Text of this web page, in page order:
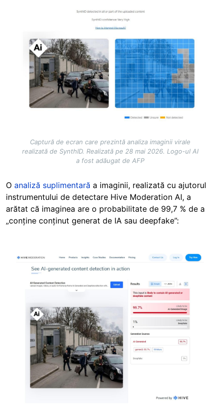
Captură de ecran care prezintă analiza imaginii virale
realizată de SynthID. Realizată pe 28 mai 2026. Logo-ul AI
a fost adăugat de AFP
O analiză suplimentară a imaginii, realizată cu ajutorul
instrumentului de detectare Hive Moderation AI, a
arătat că imaginea are o probabilitate de 99,7 % de a
„conține conținut generat de IA sau deepfake”:
Image